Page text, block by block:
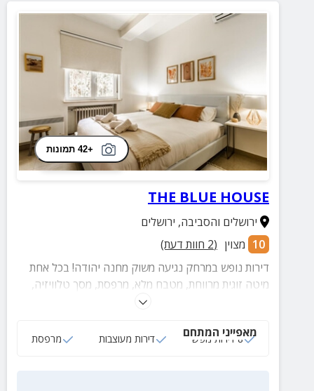
+42 תמונות
THE BLUE HOUSE
ירושלים והסביבה, ירושלים
10 מצוין (
2 חוות דעת)
דירות נופש במרחק נגיעה משוק מחנה יהודה! בכל אחת
מיטה זוגית מרווחת, מטבח מלא, מרפסת, מסך טלוויזיה,
מאפייני המתחם
8 דירות נופש דירות מעוצבות מרפסת